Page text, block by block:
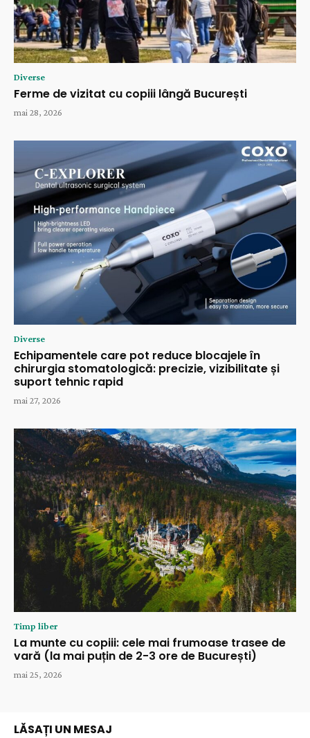
Diverse
Ferme de vizitat cu copiii lângă București
mai 28, 2026
Diverse
Echipamentele care pot reduce blocajele în
chirurgia stomatologică: precizie, vizibilitate și
suport tehnic rapid
mai 27, 2026
Timp liber
La munte cu copiii: cele mai frumoase trasee de
vară (la mai puțin de 2-3 ore de București)
mai 25, 2026
LĂSAȚI UN MESAJ